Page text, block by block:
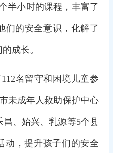
半小时的课程，丰富了
们的安全意识，化解了
成长。
名留守和困境儿童参
未成年人救助保护中心
、始兴、乳源等5个县
动，提升孩子们的安全